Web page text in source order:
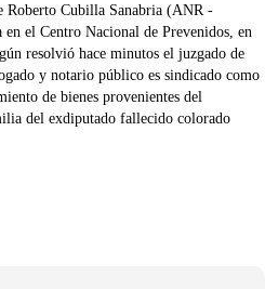
Roberto Cubilla Sanabria (ANR -
el Centro Nacional de Prevenidos, en
resolvió hace minutos el juzgado de
y notario público es sindicado como
de bienes provenientes del
del exdiputado fallecido colorado